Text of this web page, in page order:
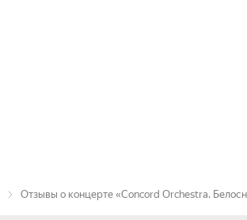
Отзывы о концерте «Concord Orchestra.